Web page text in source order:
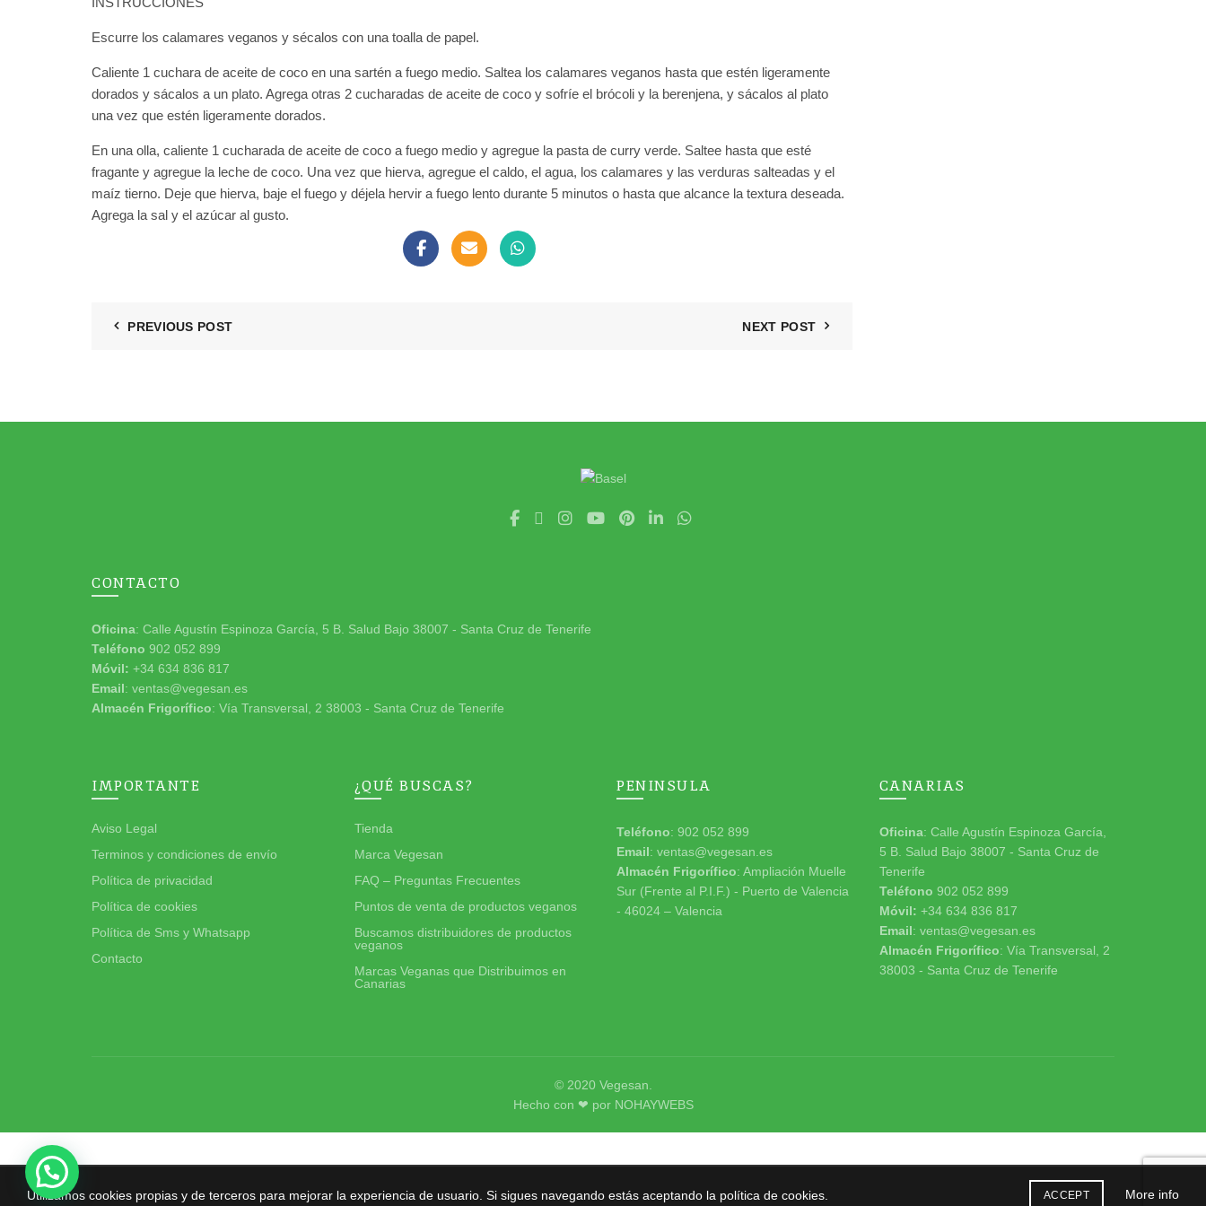
Escurre los calamares veganos y sécalos con una toalla de papel.
Caliente 1 cuchara de aceite de coco en una sartén a fuego medio. Saltea los calamares veganos hasta que estén ligeramente
dorados y sácalos a un plato. Agrega otras 2 cucharadas de aceite de coco y sofríe el brócoli y la berenjena, y sácalos al plato
una vez que estén ligeramente dorados.
En una olla, caliente 1 cucharada de aceite de coco a fuego medio y agregue la pasta de curry verde. Saltee hasta que esté
fragante y agregue la leche de coco. Una vez que hierva, agregue el caldo, el agua, los calamares y las verduras salteadas y el
maíz tierno. Deje que hierva, baje el fuego y déjela hervir a fuego lento durante 5 minutos o hasta que alcance la textura deseada.
Agrega la sal y el azúcar al gusto.
PREVIOUS POST NEXT POST
CONTACTO
Oficina: Calle Agustín Espinoza García, 5 B. Salud Bajo 38007 - Santa Cruz de Tenerife
Teléfono 902 052 899
Móvil: +34 634 836 817
Email: ventas@vegesan.es
Almacén Frigorífico: Vía Transversal, 2 38003 - Santa Cruz de Tenerife
IMPORTANTE
Aviso Legal
Terminos y condiciones de envío
Política de privacidad
Política de cookies
Política de Sms y Whatsapp
Contacto
¿QUÉ BUSCAS?
Tienda
Marca Vegesan
FAQ – Preguntas Frecuentes
Puntos de venta de productos veganos
Buscamos distribuidores de productos
veganos
Marcas Veganas que Distribuimos en
Canarias
PENINSULA
Teléfono: 902 052 899
Email: ventas@vegesan.es
Almacén Frigorífico: Ampliación Muelle
Sur (Frente al P.I.F.) - Puerto de Valencia
- 46024 – Valencia
CANARIAS
Oficina: Calle Agustín Espinoza García,
5 B. Salud Bajo 38007 - Santa Cruz de
Tenerife
Teléfono 902 052 899
Móvil: +34 634 836 817
Email: ventas@vegesan.es
Almacén Frigorífico: Vía Transversal, 2
38003 - Santa Cruz de Tenerife
© 2020 Vegesan
Hecho con ❤ por NOHAYWEBS
Utilizamos cookies propias y de terceros para mejorar la experiencia de usuario. Si sigues navegando estás aceptando la política de cookies. ACCEPT More info